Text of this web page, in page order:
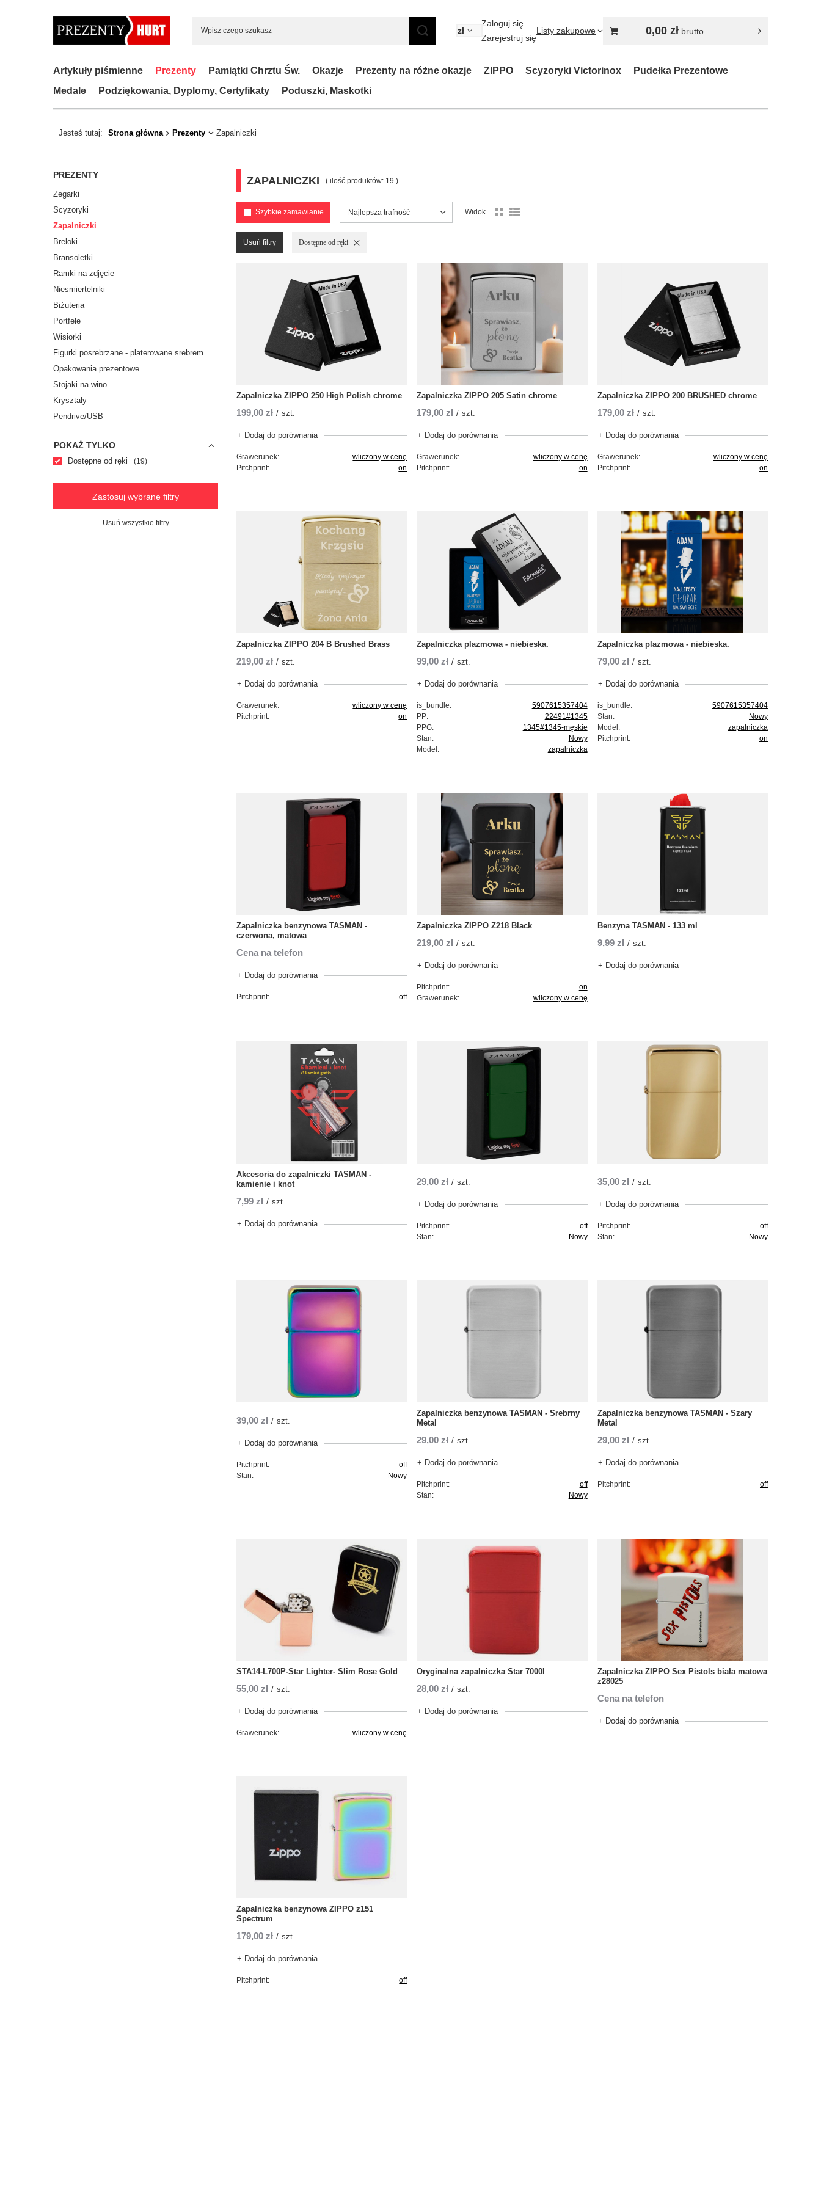
zł
Zaloguj się
Zarejestruj się
Listy zakupowe 0,00 złbrutto
Artykuły piśmienne Prezenty Pamiątki Chrztu Św. Okazje Prezenty na różne okazje ZIPPO Scyzoryki Victorinox
Pudełka Prezentowe
Medale
Podziękowania, Dyplomy, Certyfikaty Poduszki, Maskotki
Jesteś tutaj: Strona główna Prezenty Zapalniczki
PREZENTY
Zegarki
Scyzoryki
Zapalniczki
Breloki
Bransoletki
Ramki na zdjęcie
Niesmiertelniki
Biżuteria
Portfele
Wisiorki
Figurki posrebrzane - platerowane srebrem
Opakowania prezentowe
Stojaki na wino
Kryształy
Pendrive/USB
POKAŻ TYLKO
Dostępne od ręki 19
Zastosuj wybrane filtry
Usuń wszystkie filtry
ZAPALNICZKI ( ilość produktów: 19 )
Szybkie zamawianie Zmień sortowanie
Najlepsza trafność Widok
Usuń filtry Usuń filtr
Dostępne od ręki
Zapalniczka ZIPPO 250 High Polish chrome
199,00 zł / szt.
+ Dodaj do porównania
Grawerunek:
wliczony w cenę
Pitchprint:
on
Zapalniczka ZIPPO 205 Satin chrome
179,00 zł / szt.
+ Dodaj do porównania
Grawerunek:
wliczony w cenę
Pitchprint:
on
Zapalniczka ZIPPO 200 BRUSHED chrome
179,00 zł / szt.
+ Dodaj do porównania
Grawerunek:
wliczony w cenę
Pitchprint:
on
Zapalniczka ZIPPO 204 B Brushed Brass
219,00 zł / szt.
+ Dodaj do porównania
Grawerunek:
wliczony w cenę
Pitchprint:
on
Zapalniczka plazmowa - niebieska.
99,00 zł / szt.
+ Dodaj do porównania
is_bundle:
5907615357404
PP:
22491#1345
PPG:
1345#1345-męskie
Stan:
Nowy
Model:
zapalniczka
Zapalniczka plazmowa - niebieska.
79,00 zł / szt.
+ Dodaj do porównania
is_bundle:
5907615357404
Stan:
Nowy
Model:
zapalniczka
Pitchprint:
on
Zapalniczka benzynowa TASMAN -
czerwona, matowa
Cena na telefon
+ Dodaj do porównania
Pitchprint: off
Zapalniczka ZIPPO Z218 Black
219,00 zł / szt.
+ Dodaj do porównania
Pitchprint:
on
Grawerunek:
wliczony w cenę
Benzyna TASMAN - 133 ml
9,99 zł / szt.
+ Dodaj do porównania
Akcesoria do zapalniczki TASMAN -
kamienie i knot
7,99 zł / szt.
+ Dodaj do porównania
29,00 zł / szt.
+ Dodaj do porównania
Pitchprint:
off
Stan:
Nowy
35,00 zł / szt.
+ Dodaj do porównania
Pitchprint:
off
Stan:
Nowy
39,00 zł / szt.
+ Dodaj do porównania
Pitchprint:
off
Stan:
Nowy
Zapalniczka benzynowa TASMAN - Srebrny
Metal
29,00 zł / szt.
+ Dodaj do porównania
Pitchprint:
off
Stan:
Nowy
Zapalniczka benzynowa TASMAN - Szary
Metal
29,00 zł / szt.
+ Dodaj do porównania
Pitchprint: off
STA14-L700P-Star Lighter- Slim Rose Gold
55,00 zł / szt.
+ Dodaj do porównania
Grawerunek: wliczony w cenę
Oryginalna zapalniczka Star 7000I
28,00 zł / szt.
+ Dodaj do porównania
Zapalniczka ZIPPO Sex Pistols biała matowa
z28025
Cena na telefon
+ Dodaj do porównania
Zapalniczka benzynowa ZIPPO z151
Spectrum
179,00 zł / szt.
+ Dodaj do porównania
Pitchprint: off